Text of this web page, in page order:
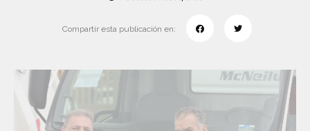
Compartir esta publicación en: